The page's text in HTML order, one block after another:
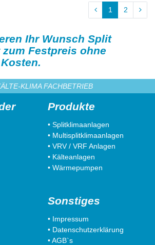
1 2
Ihr Wunsch Split
Festpreis ohne
KLIMA FACHBETRIEB
Produkte
• Splitklimaanlagen
• Multisplitklimaanlagen
• VRV / VRF Anlagen
• Kälteanlagen
• Wärmepumpen
Sonstiges
• Impressum
• Datenschutzerklärung
• AGB`s